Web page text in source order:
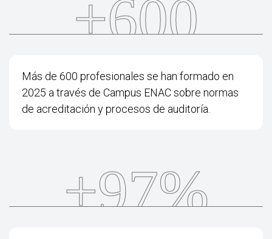
+600
Más de 600 profesionales se han formado en
2025 a través de Campus ENAC sobre normas
de acreditación y procesos de auditoría.
+97%